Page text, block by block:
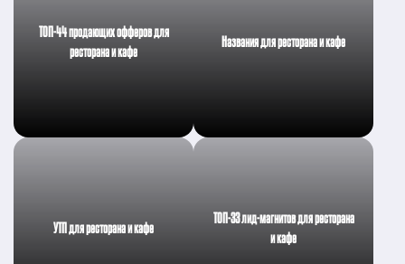
ТОП-44 продающих офферов для
ресторана и кафе
Названия для ресторана и кафе
УТП для ресторана и кафе
ТОП-33 лид-магнитов для ресторана
и кафе